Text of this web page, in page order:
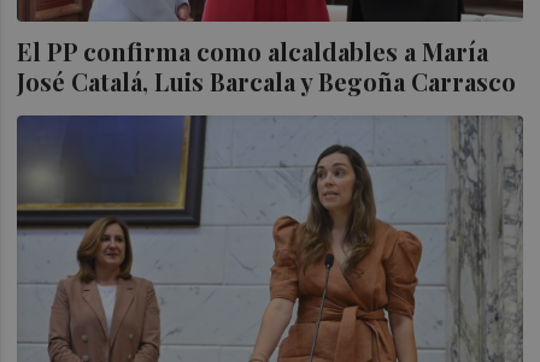
El PP confirma como alcaldables a María
José Catalá, Luis Barcala y Begoña Carrasco